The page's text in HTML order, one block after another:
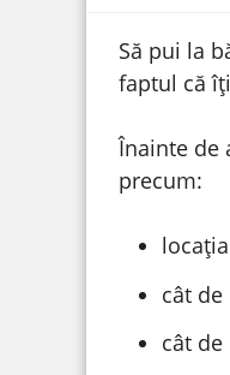
Să pui la
faptul că
Înainte de
precum:
cât
cât